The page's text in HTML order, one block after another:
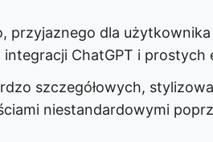
przyjaznego dla
ChatGPT i prostych
szczegółowych,
niestandardowymi